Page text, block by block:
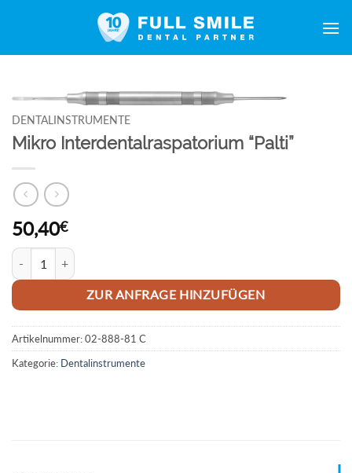
DENTALINSTRUMENTE
Mikro Interdentalraspatorium “Palti”
50,40€
Mikro Interdentalraspatorium "Palti" Menge
ZUR ANFRAGE HINZUFÜGEN
Artikelnummer:02-888-81 C
Kategorie: Dentalinstrumente